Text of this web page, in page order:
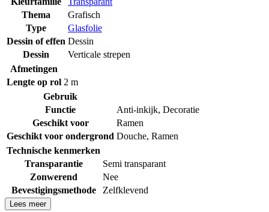
Thema
Grafisch
Type
Glasfolie
Dessin of effen Dessin
Dessin
Verticale strepen
Afmetingen
Lengte op rol 2 m
Gebruik
Functie
Anti-inkijk, Decoratie
Geschikt voor
Ramen
Geschikt voor ondergrond Douche, Ramen
Technische kenmerken
Transparantie
Semi transparant
Zonwerend
Nee
Bevestigingsmethode
Zelfklevend
Lees meer